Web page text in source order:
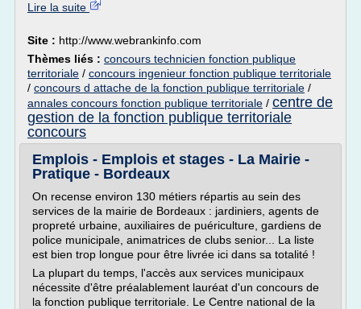
Lire la suite
Site : http://www.webrankinfo.com
Thèmes liés : concours technicien fonction publique
territoriale / concours ingenieur fonction publique territoriale
/ concours d attache de la fonction publique territoriale /
annales concours fonction publique territoriale / centre de
gestion de la fonction publique territoriale
concours
Emplois - Emplois et stages - La Mairie -
Pratique - Bordeaux
On recense environ 130 métiers répartis au sein des
services de la mairie de Bordeaux : jardiniers, agents de
propreté urbaine, auxiliaires de puériculture, gardiens de
police municipale, animatrices de clubs senior... La liste
est bien trop longue pour être livrée ici dans sa totalité !
La plupart du temps, l'accès aux services municipaux
nécessite d'être préalablement lauréat d'un concours de
la fonction publique territoriale. Le Centre national de la